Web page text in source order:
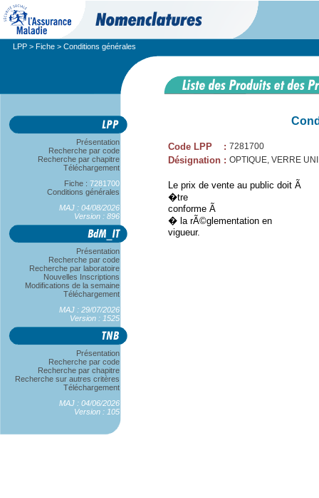
LPP > Fiche > Conditions générales
Présentation
Recherche par code
Recherche par chapitre
Téléchargement
Fiche : 7281700
Conditions générales
MAJ : 04/08/2026
Version : 896
Présentation
Recherche par code
Recherche par laboratoire
Nouvelles Inscriptions
Modifications de la semaine
Téléchargement
MAJ : 29/07/2026
Version : 1525
Présentation
Recherche par code
Recherche par chapitre
Recherche sur autres critères
Téléchargement
MAJ : 04/06/2026
Version : 105
Code LPP : 7281700
Désignation : OPTIQUE, VERRE
Le prix de vente au public doit Ã
�tre
conforme Ã
� la rÃ©glementation en
vigueur.